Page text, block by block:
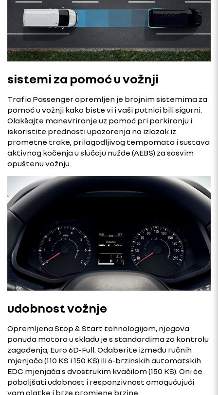
sistemi za pomoć u vožnji
Trafic Passenger opremljen je brojnim sistemima za
pomoć u vožnji kako biste vi i vaši putnici bili sigurni.
Olakšajte manevriranje uz pomoć pri parkiranju i
iskoristite prednosti upozorenja na izlazak iz
prometne trake, prilagodljivog tempomata i sustava
aktivnog kočenja u slučaju nužde (AEBS) za sasvim
opuštenu vožnju.
udobnost vožnje
Opremljena Stop & Start tehnologijom, njegova
ponuda motora u skladu je s standardima za kontrolu
zagađenja, Euro 6D-Full. Odaberite između ručnih
mjenjača (110 KS i 150 KS) ili 6-brzinskih automatskih
EDC mjenjača s dvostrukim kvačilom (150 KS). Oni će
poboljšati udobnost i responzivnost omogućujući
vam glatke i brze promjene brzine.